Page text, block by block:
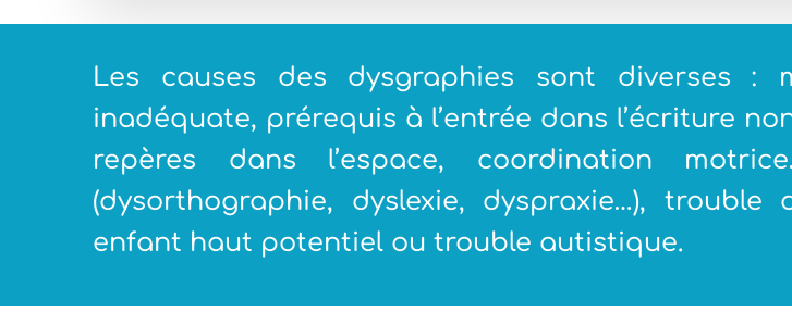
Les causes des dysgraphies sont diverses :
inadéquate, prérequis à l’entrée dans l’écriture
repères dans l’espace, coordination
(dysorthographie, dyslexie, dyspraxie…),
enfant haut potentiel ou trouble autistique.